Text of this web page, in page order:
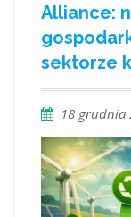
Alliance:
sektorze
18 grudnia